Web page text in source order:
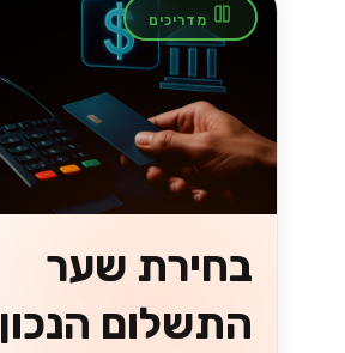
מדריכים
בחירת שער
התשלום הנכון